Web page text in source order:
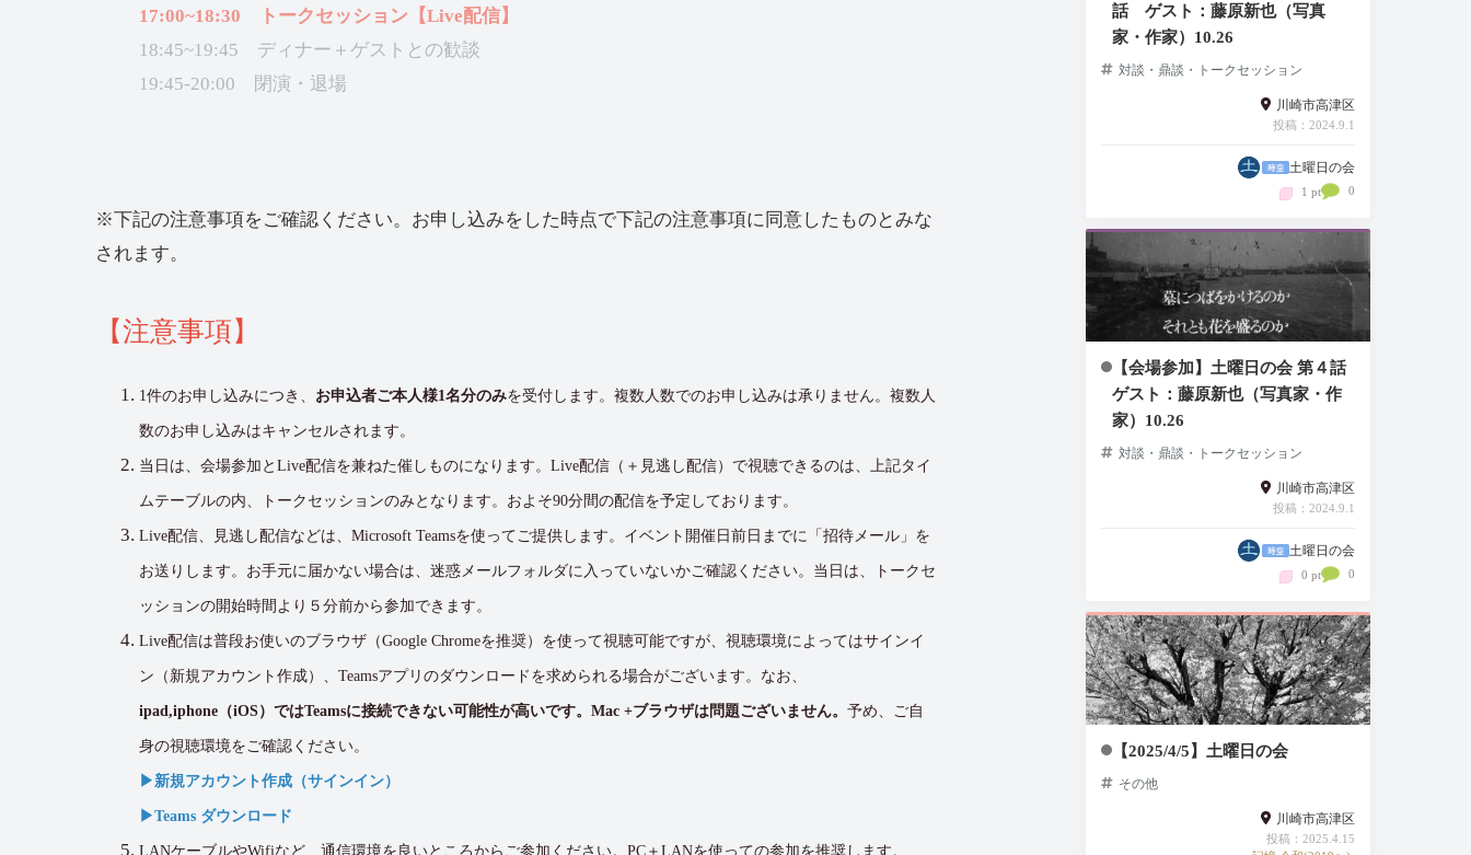
17:00~18:30 トークセッション【Live配信】
18:45~19:45 ディナー＋ゲストとの歓談
19:45-20:00 閉演・退場
※下記の注意事項をご確認ください。お申し込みをした時点で下記の注意事項に同意したものとみな
されます。
【注意事項】
1件のお申し込みにつき、 お申込者ご本人様1名分のみを受付します。複数人数でのお申し込みは承りません。複数人
数のお申し込みはキャンセルされます。
当日は、会場参加とLive配信を兼ねた催しものになります。Live配信（＋見逃し配信）で視聴できるのは、上記タイ
ムテーブルの内、トークセッションのみとなります。およそ90分間の配信を予定しております。
Live配信、見逃し配信などは、Microsoft Teamsを使ってご提供します。イベント開催日前日までに「招待メール」を
お送りします。お手元に届かない場合は、迷惑メールフォルダに入っていないかご確認ください。当日は、トークセ
ッションの開始時間より５分前から参加できます。
Live配信は普段お使いのブラウザ（Google Chromeを推奨）を使って視聴可能ですが、視聴環境によってはサインイ
ン（新規アカウント作成）、Teamsアプリのダウンロードを求められる場合がございます。なお、
ipad,iphone（iOS）ではTeamsに接続できない可能性が高いです。Mac +ブラウザは問題ございません。 予め、ご自
身の視聴環境をご確認ください。
▶︎新規アカウント作成（サインイン）
▶︎Teams ダウンロード
LANケーブルやWifiなど、通信環境を良いところからご参加ください。PC＋LANを使っての参加を推奨します。
話 ゲスト：藤原新也（写真
家・作家）10.26
対談・鼎談・トークセッション
川崎市高津区
投稿：2024.9.1
土曜日の会
1 pt 0
【会場参加】土曜日の会 第４話
ゲスト：藤原新也（写真家・作
家）10.26
対談・鼎談・トークセッション
川崎市高津区
投稿：2024.9.1
土曜日の会
0 pt 0
【2025/4/5】土曜日の会
その他
川崎市高津区
投稿：2025.4.15